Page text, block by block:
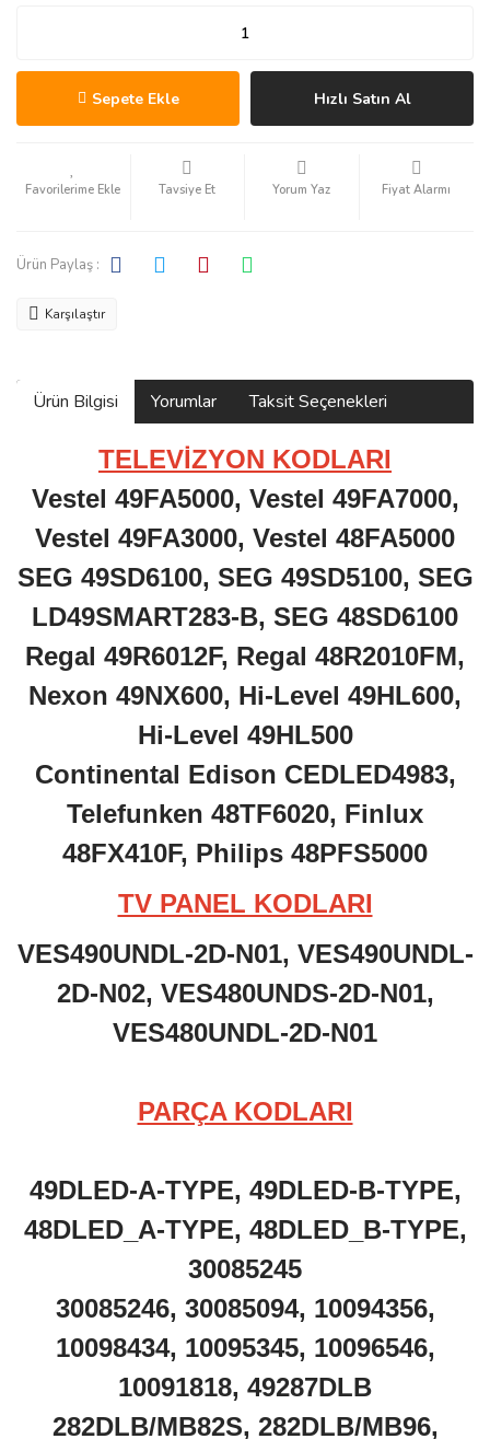
Sepete Ekle Hızlı Satın Al
Tavsiye Et Yorum Yaz Fiyat Alarmı
Ürün Paylaş :
Karşılaştır
Ürün Bilgisi Yorumlar Taksit Seçenekleri
TELEVİZYON KODLARI
Vestel 49FA5000, Vestel 49FA7000,
Vestel 49FA3000, Vestel 48FA5000
SEG 49SD6100, SEG 49SD5100, SEG
LD49SMART283-B, SEG 48SD6100
Regal 49R6012F, Regal 48R2010FM,
Nexon 49NX600, Hi-Level 49HL600,
Hi-Level 49HL500
Continental Edison CEDLED4983,
Telefunken 48TF6020, Finlux
48FX410F, Philips 48PFS5000
TV PANEL KODLARI
VES490UNDL-2D-N01, VES490UNDL-
2D-N02, VES480UNDS-2D-N01,
VES480UNDL-2D-N01
PARÇA KODLARI
49DLED-A-TYPE, 49DLED-B-TYPE,
48DLED_A-TYPE, 48DLED_B-TYPE,
30085245
30085246, 30085094, 10094356,
10098434, 10095345, 10096546,
10091818, 49287DLB
282DLB/MB82S, 282DLB/MB96,